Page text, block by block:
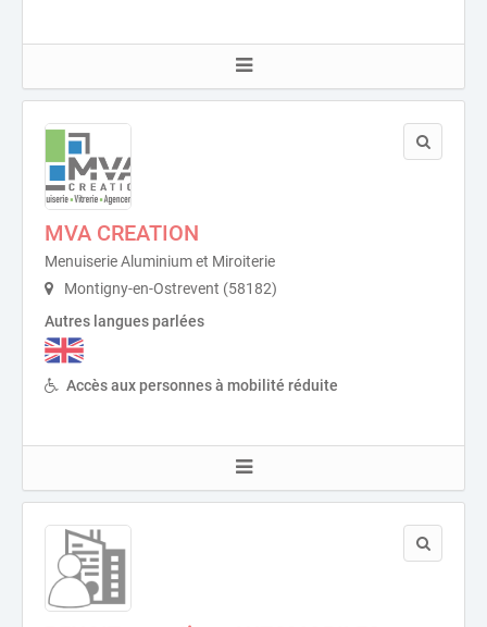
MVA CREATION
Menuiserie Aluminium et Miroiterie
Montigny-en-Ostrevent (58182)
Autres langues parlées
Accès aux personnes à mobilité réduite